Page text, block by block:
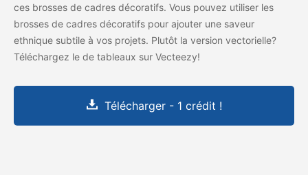
ces brosses de cadres décoratifs. Vous pouvez utiliser les
brosses de cadres décoratifs pour ajouter une saveur
ethnique subtile à vos projets. Plutôt la version vectorielle?
Téléchargez le de tableaux sur Vecteezy!
Télécharger - 1 crédit !